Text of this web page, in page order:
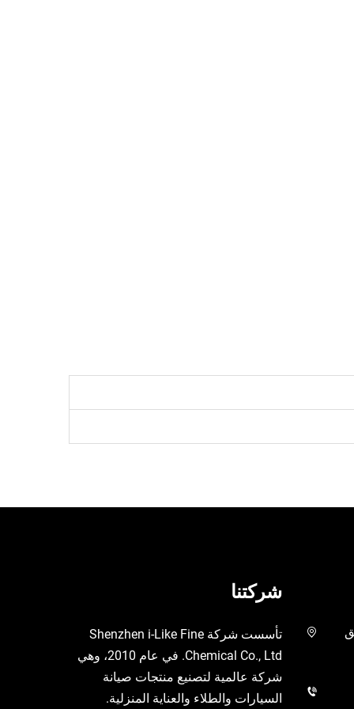
شركتنا
تأسست شركة Shenzhen i-Like Fine
Chemical Co., Ltd. في عام 2010، وهي
شركة عالمية لتصنيع منتجات صيانة
السيارات والطلاء والعناية المنزلية.